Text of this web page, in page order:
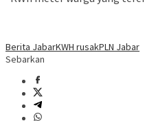
Berita JabarKWH rusakPLN Jabar
Sebarkan